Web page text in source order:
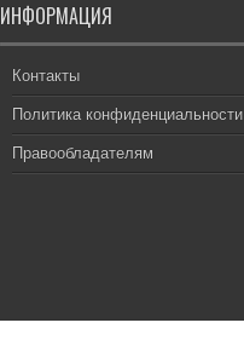
ИНФОРМАЦИЯ
Контакты
Политика конфиденциальности
Правообладателям